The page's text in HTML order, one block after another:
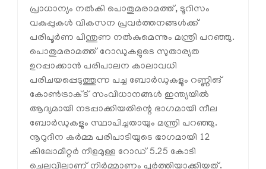
പ്രാധാന്യം നല്‍കി പൊതുമരാമത്ത്, ടൂറിസം
വകുപ്പുകള്‍ വികസന പ്രവര്‍ത്തനങ്ങള്‍ക്ക്
പരിപൂര്‍ണ പിന്തുണ നല്‍കുമെന്നും മന്ത്രി പറഞ്ഞു.
പൊതുമരാമത്ത് റോഡുകളുടെ സുതാര്യത
ഉറപ്പാക്കാന്‍ പരിപാലന കാലാവധി
പരിചയപ്പെടുത്തുന്ന പച്ച ബോര്‍ഡുകളും റണ്ണിങ്
കോണ്‍ട്രാക്ട് സംവിധാനങ്ങള്‍ ഇന്ത്യയില്‍
ആദ്യമായി നടപ്പാക്കിയതിന്റെ ഭാഗമായി നീല
ബോര്‍ഡുകളും സ്ഥാപിച്ചതായും മന്ത്രി പറഞ്ഞു.
നൂറുദിന കര്‍മ്മ പരിപാടിയുടെ ഭാഗമായി 12
കിലോമീറ്റര്‍ നീളമുള്ള റോഡ് 5.25 കോടി
ചെലവിലാണ് നിര്‍മ്മാണം പൂര്‍ത്തിയാക്കിയത്.